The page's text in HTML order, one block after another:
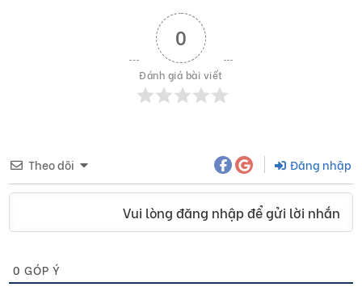
0
Đánh giá bài viết
Theo dõi Đăng nhập
Vui lòng đăng nhập để gửi lời nhắn
0 GÓP Ý